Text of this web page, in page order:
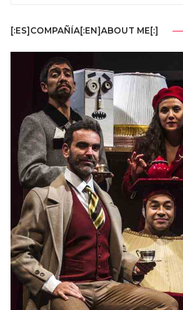
[:ES]COMPAÑÍA[:EN]ABOUT ME[:]